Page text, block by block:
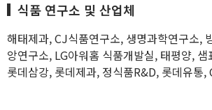
식품 연구소 및 산업체
해태제과, CJ식품연구소, 생명과학연구소,
앙연구소, LG아워홈 식품개발실, 태평양,
롯데삼강, 롯데제과, 정식품R&D, 롯데유통,